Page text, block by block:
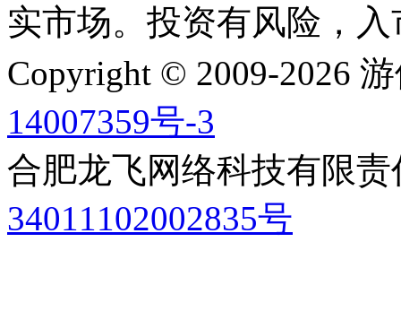
实市场。投资有风险，
Copyright © 2009-2026
14007359号-3
合肥龙飞网络科技有限
34011102002835号